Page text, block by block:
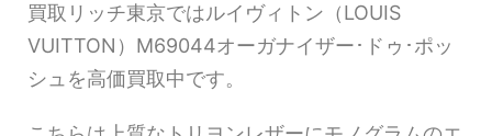
買取リッチ東京ではルイヴィトン（LOUIS
VUITTON）M69044オーガナイザー･ドゥ･ポッ
シュを高価買取中です。